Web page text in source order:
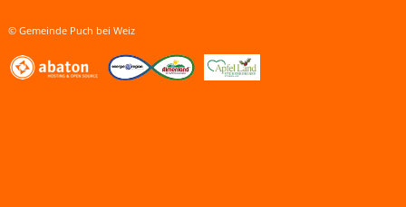
© Gemeinde Puch bei Weiz